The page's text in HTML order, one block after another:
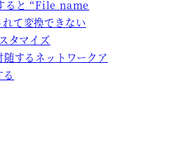
ると “File name
て変換できない
タマイズ
するネットワークア